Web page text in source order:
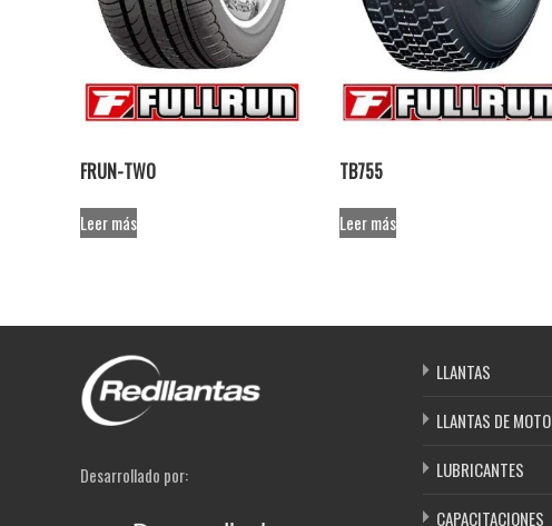
FRUN-TWO
Leer más
TB755
Leer más
Desarrollado por:
LLANTAS
LLANTAS DE MOTO
LUBRICANTES
CAPACITACIONES